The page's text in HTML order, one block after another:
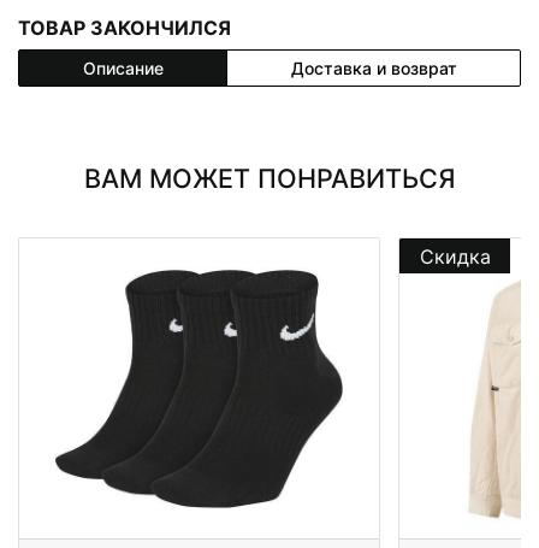
ТОВАР ЗАКОНЧИЛСЯ
Описание Доставка и возврат
ВАМ МОЖЕТ ПОНРАВИТЬСЯ
Скидка